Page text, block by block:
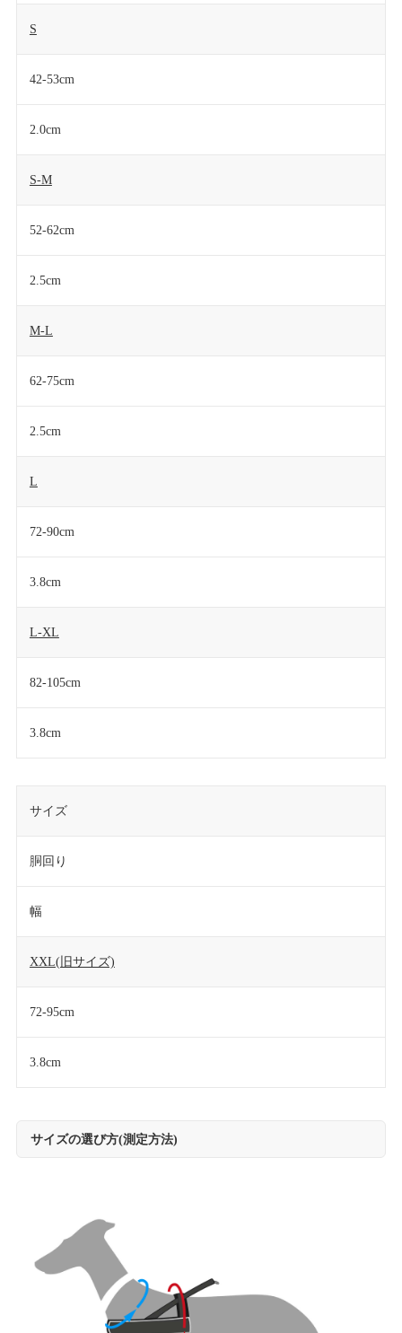
S
42-53cm
2.0cm
S-M
52-62cm
2.5cm
M-L
62-75cm
2.5cm
L
72-90cm
3.8cm
L-XL
82-105cm
3.8cm
サイズ
胴回り
幅
XXL(旧サイズ)
72-95cm
3.8cm
サイズの選び方(測定方法)